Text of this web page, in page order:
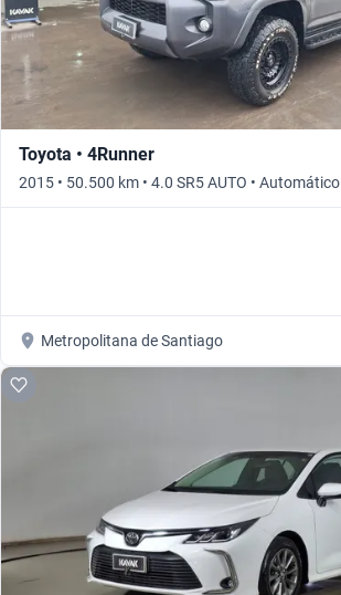
Toyota • 4Runner
2015 • 50.500 km • 4.0 SR5 AUTO • Automático
Metropolitana de Santiago